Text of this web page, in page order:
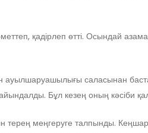
қадірлеп өтті. Осындай
ауылшаруашылығы саласынан
Бұл кезең оның кәсіби
меңгеруге талпынды.